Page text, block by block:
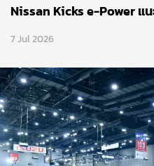
Nissan Kicks e-Power แ
7 Jul 2026